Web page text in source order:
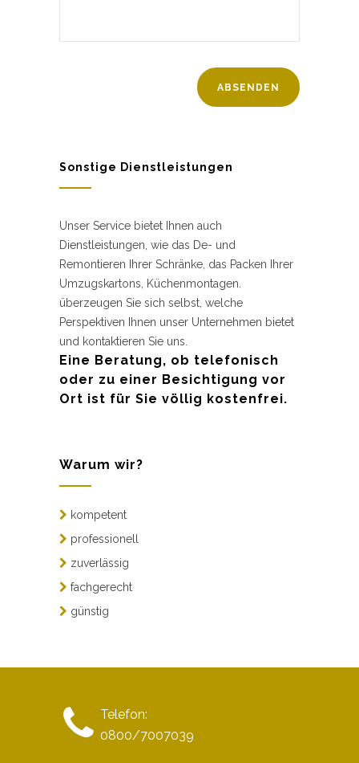
Sonstige Dienstleistungen
Unser Service bietet Ihnen auch
Dienstleistungen, wie das De- und
Remontieren Ihrer Schränke, das Packen Ihrer
Umzugskartons, Küchenmontagen.
überzeugen Sie sich selbst, welche
Perspektiven Ihnen unser Unternehmen bietet
und kontaktieren Sie uns.
Eine Beratung, ob telefonisch
oder zu einer Besichtigung vor
Ort ist für Sie völlig kostenfrei.
Warum wir?
kompetent
professionell
zuverlässig
fachgerecht
günstig
Telefon:
0800/7007039